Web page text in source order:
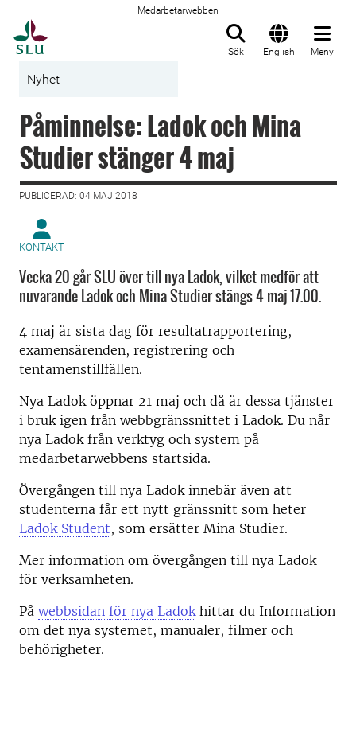
Medarbetarwebben
Sök English Meny
Nyhet
Påminnelse: Ladok och Mina
Studier stänger 4 maj
PUBLICERAD: 04 MAJ 2018
KONTAKT
Vecka 20 går SLU över till nya Ladok, vilket medför att
nuvarande Ladok och Mina Studier stängs 4 maj 17.00.
4 maj är sista dag för resultatrapportering,
examensärenden, registrering och
tentamenstillfällen.
Nya Ladok öppnar 21 maj och då är dessa tjänster
i bruk igen från webbgränssnittet i Ladok. Du når
nya Ladok från verktyg och system på
medarbetarwebbens startsida.
Övergången till nya Ladok innebär även att
studenterna får ett nytt gränssnitt som heter
Ladok Student, som ersätter Mina Studier.
Mer information om övergången till nya Ladok
för verksamheten.
På webbsidan för nya Ladokhittar du Information
om det nya systemet, manualer, filmer och
behörigheter.